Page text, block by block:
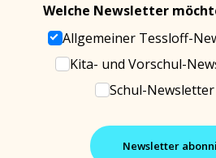
Welche Newsletter
Allgemeiner Tessloff-
Kita- und Vorschul-
Schul-Newsletter